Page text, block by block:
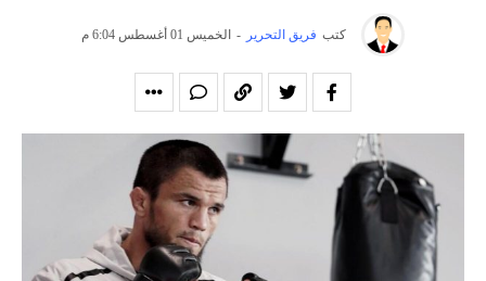
كتب فريق التحرير - الخميس 01 أغسطس 6:04 م